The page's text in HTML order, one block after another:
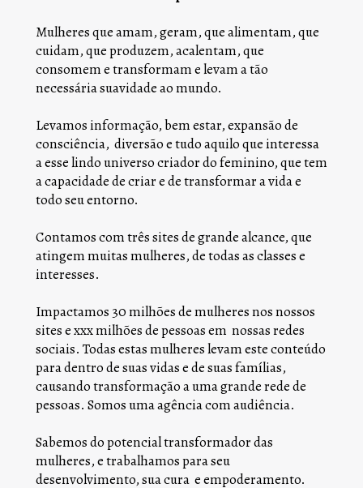
Mulheres que amam, geram, que alimentam, que
cuidam, que produzem, acalentam, que
consomem e transformam e levam a tão
necessária suavidade ao mundo.
Levamos informação, bem estar, expansão de
consciência,  diversão e tudo aquilo que interessa
a esse lindo universo criador do feminino, que tem
a capacidade de criar e de transformar a vida e
todo seu entorno.
Contamos com três sites de grande alcance, que
atingem muitas mulheres, de todas as classes e
interesses.
Impactamos 30 milhões de mulheres nos nossos
sites e xxx milhões de pessoas em  nossas redes
sociais. Todas estas mulheres levam este conteúdo
para dentro de suas vidas e de suas famílias,
causando transformação a uma grande rede de
pessoas. Somos uma agência com audiência.
Sabemos do potencial transformador das
mulheres, e trabalhamos para seu
desenvolvimento, sua cura  e empoderamento.